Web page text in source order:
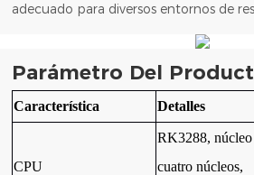
adecuado para diversos entornos de
Parámetro Del
Característica Detalles
CPU
RK3288,
cuatro núcleos,